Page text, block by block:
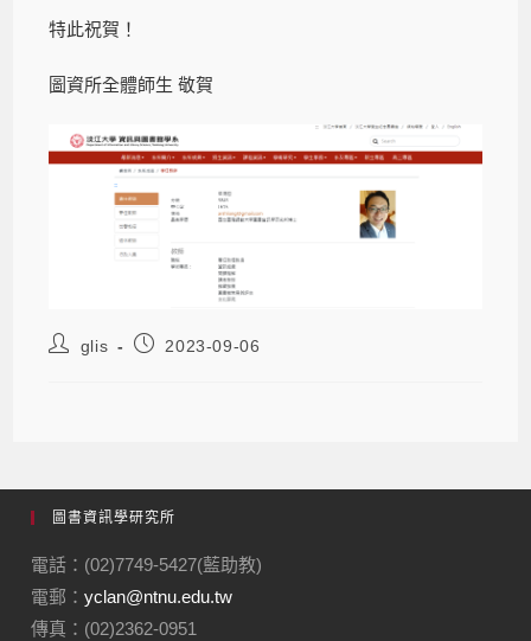
特此祝賀！
圖資所全體師生 敬賀
glis 2023-09-06
圖書資訊學研究所
電話：(02)7749-5427(藍助教)
電郵：yclan@ntnu.edu.tw
傳真：(02)2362-0951